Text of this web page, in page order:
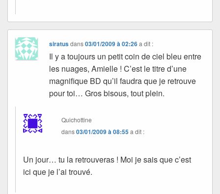
siratusdans03/01/2009 à 02:26 a dit :
Il y a toujours un petit coin de ciel bleu entre
les nuages, Amielle ! C’est le titre d’une
magnifique BD qu’il faudra que je retrouve
pour toi… Gros bisous, tout plein.
Quichottine
dans03/01/2009 à 08:55a dit :
Un jour… tu la retrouveras ! Moi je sais que c’est
ici que je l’ai trouvé.